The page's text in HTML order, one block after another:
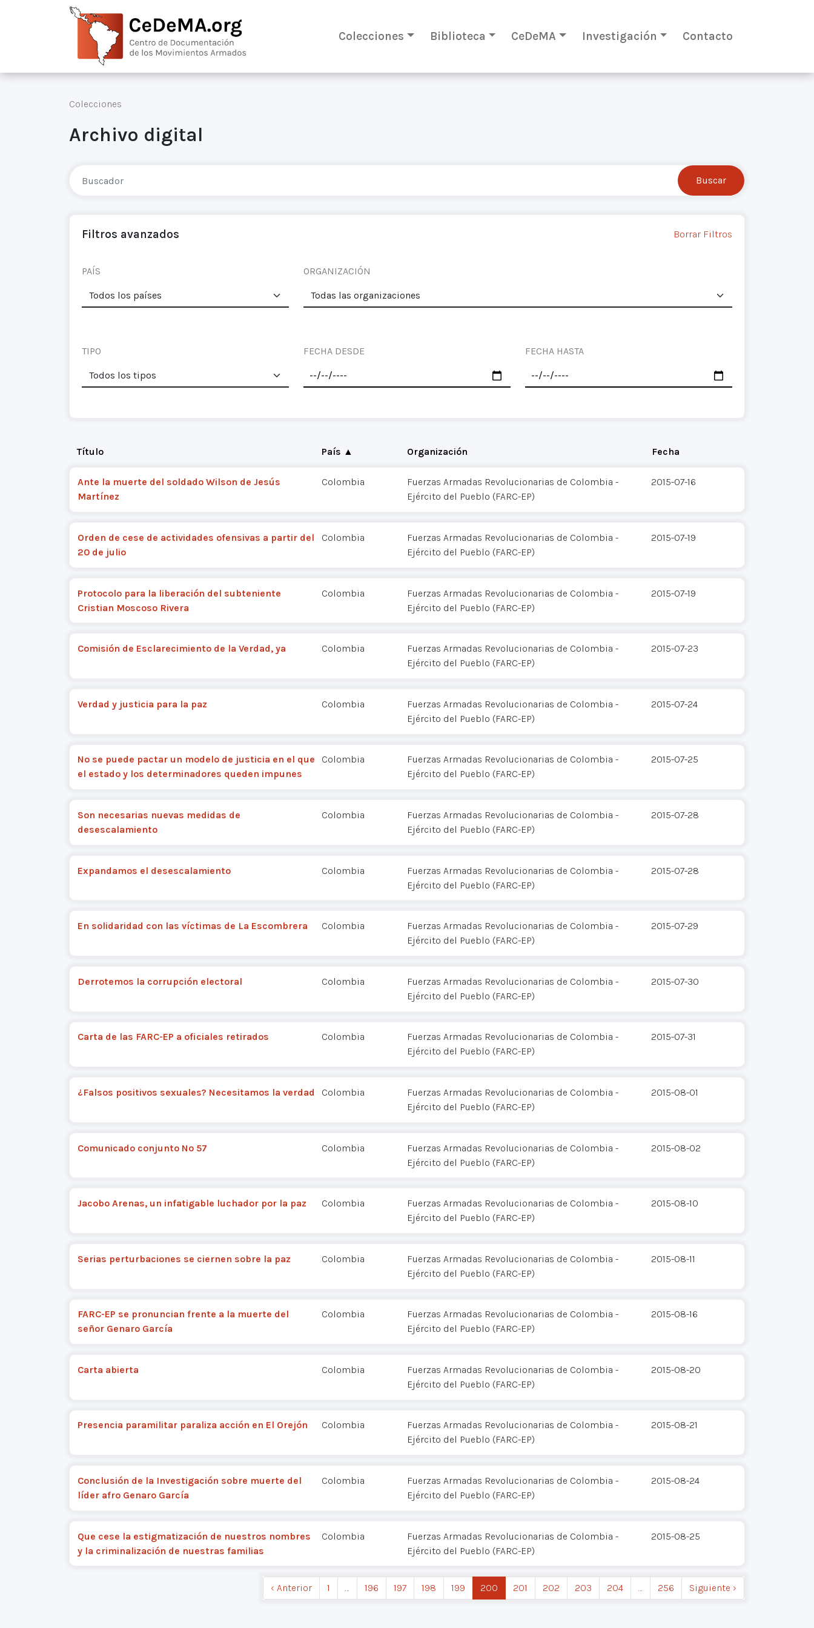
Colecciones Biblioteca CeDeMA Investigación Contacto
Colecciones
Archivo digital
Filtros avanzados Borrar Filtros
PAÍS ORGANIZACIÓN
TIPO FECHA DESDE FECHA HASTA
Título País ▲ Organización Fecha
Ante la muerte del soldado Wilson de Jesús
Martínez
Colombia
Fuerzas Armadas Revolucionarias de Colombia -
Ejército del Pueblo (FARC-EP)
2015-07-16
Orden de cese de actividades ofensivas a partir del
20 de julio
Colombia
Fuerzas Armadas Revolucionarias de Colombia -
Ejército del Pueblo (FARC-EP)
2015-07-19
Protocolo para la liberación del subteniente
Cristian Moscoso Rivera
Colombia
Fuerzas Armadas Revolucionarias de Colombia -
Ejército del Pueblo (FARC-EP)
2015-07-19
Comisión de Esclarecimiento de la Verdad, ya Colombia
Fuerzas Armadas Revolucionarias de Colombia -
Ejército del Pueblo (FARC-EP)
2015-07-23
Verdad y justicia para la paz Colombia
Fuerzas Armadas Revolucionarias de Colombia -
Ejército del Pueblo (FARC-EP)
2015-07-24
No se puede pactar un modelo de justicia en el que
el estado y los determinadores queden impunes
Colombia
Fuerzas Armadas Revolucionarias de Colombia -
Ejército del Pueblo (FARC-EP)
2015-07-25
Son necesarias nuevas medidas de
desescalamiento
Colombia
Fuerzas Armadas Revolucionarias de Colombia -
Ejército del Pueblo (FARC-EP)
2015-07-28
Expandamos el desescalamiento Colombia
Fuerzas Armadas Revolucionarias de Colombia -
Ejército del Pueblo (FARC-EP)
2015-07-28
En solidaridad con las víctimas de La Escombrera Colombia
Fuerzas Armadas Revolucionarias de Colombia -
Ejército del Pueblo (FARC-EP)
2015-07-29
Derrotemos la corrupción electoral Colombia
Fuerzas Armadas Revolucionarias de Colombia -
Ejército del Pueblo (FARC-EP)
2015-07-30
Carta de las FARC-EP a oficiales retirados Colombia
Fuerzas Armadas Revolucionarias de Colombia -
Ejército del Pueblo (FARC-EP)
2015-07-31
¿Falsos positivos sexuales? Necesitamos la verdad Colombia
Fuerzas Armadas Revolucionarias de Colombia -
Ejército del Pueblo (FARC-EP)
2015-08-01
Comunicado conjunto Nº 57 Colombia
Fuerzas Armadas Revolucionarias de Colombia -
Ejército del Pueblo (FARC-EP)
2015-08-02
Jacobo Arenas, un infatigable luchador por la paz Colombia
Fuerzas Armadas Revolucionarias de Colombia -
Ejército del Pueblo (FARC-EP)
2015-08-10
Serias perturbaciones se ciernen sobre la paz Colombia
Fuerzas Armadas Revolucionarias de Colombia -
Ejército del Pueblo (FARC-EP)
2015-08-11
FARC-EP se pronuncian frente a la muerte del
señor Genaro García
Colombia
Fuerzas Armadas Revolucionarias de Colombia -
Ejército del Pueblo (FARC-EP)
2015-08-16
Carta abierta Colombia
Fuerzas Armadas Revolucionarias de Colombia -
Ejército del Pueblo (FARC-EP)
2015-08-20
Presencia paramilitar paraliza acción en El Orejón Colombia
Fuerzas Armadas Revolucionarias de Colombia -
Ejército del Pueblo (FARC-EP)
2015-08-21
Conclusión de la Investigación sobre muerte del
líder afro Genaro García
Colombia
Fuerzas Armadas Revolucionarias de Colombia -
Ejército del Pueblo (FARC-EP)
2015-08-24
Que cese la estigmatización de nuestros nombres
y la criminalización de nuestras familias
Colombia
Fuerzas Armadas Revolucionarias de Colombia -
Ejército del Pueblo (FARC-EP)
2015-08-25
‹ Anterior 1 … 196 197 198 199 200 201 202 203 204 … 256 Siguiente ›